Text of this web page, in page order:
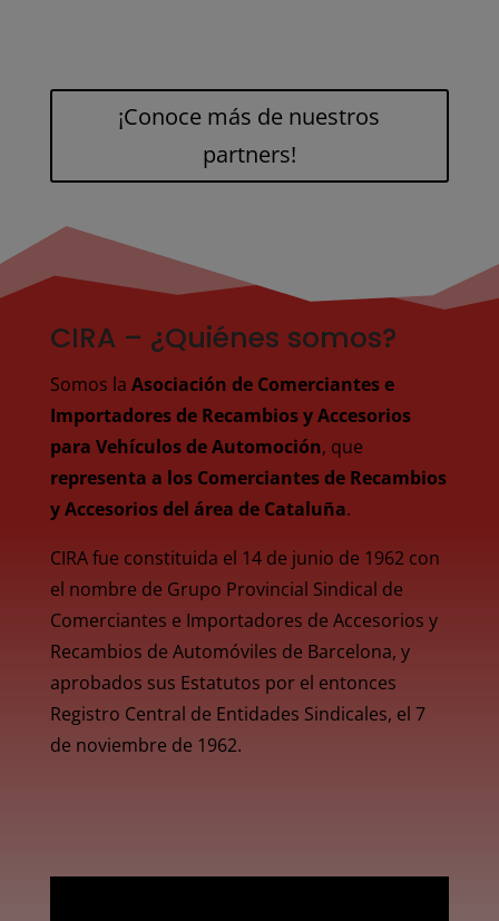
¡Conoce más de nuestros
partners!
CIRA – ¿Quiénes somos?
Somos la Asociación de Comerciantes e
Importadores de Recambios y Accesorios
para Vehículos de Automoción, que
representa a los Comerciantes de Recambios
y Accesorios del área de Cataluña.
CIRA fue constituida el 14 de junio de 1962 con
el nombre de Grupo Provincial Sindical de
Comerciantes e Importadores de Accesorios y
Recambios de Automóviles de Barcelona, y
aprobados sus Estatutos por el entonces
Registro Central de Entidades Sindicales, el 7
de noviembre de 1962.